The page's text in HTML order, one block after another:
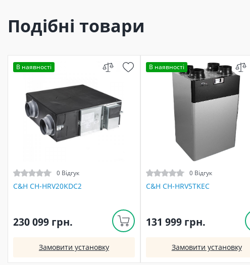
Подібні товари
В наявності
0 Відгук
C&H CH-HRV20KDC2
230 099 грн.
Замовити установку
В наявності
0 Відгук
C&H CH-HRV5TKEC
131 999 грн.
Замовити установку